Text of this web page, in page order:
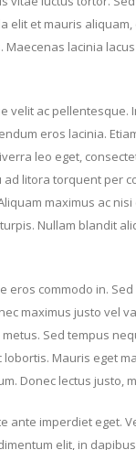
elit et mauris
lacinia
velit ac
eros lacinia.
leo eget,
litora torquent per
maximus ac
Nullam blandit
eros commodo in.
maximus justo vel
Sed tempus
Mauris eget
Donec lectus justo,
ante imperdiet eget.
elit, in